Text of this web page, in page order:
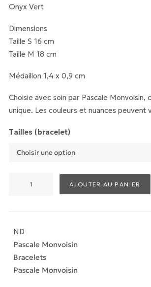
Onyx Vert
Dimensions
Taille S 16 cm
Taille M 18 cm
Médaillon 1,4 x 0,9 cm
Choisie avec soin par Pascale Monvoisin,
unique. Les couleurs et nuances peuvent
Tailles (bracelet)
Onyx
Vert
AJOUTER AU PANIER
ND
Pascale Monvoisin
Bracelets
Pascale Monvoisin